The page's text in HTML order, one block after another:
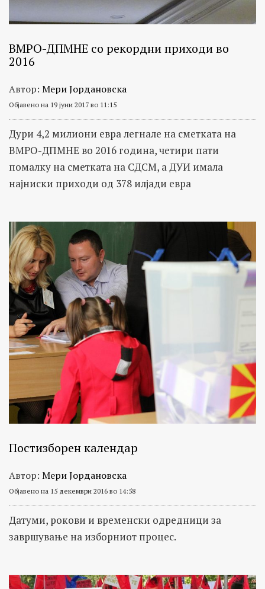
ВМРО-ДПМНЕ со рекордни приходи во
2016
Автор: Мери Јордановска
Објавено на 19 јуни 2017 во 11:15
Дури 4,2 милиони евра легнале на сметката на
ВМРО-ДПМНЕ во 2016 година, четири пати
помалку на сметката на СДСМ, а ДУИ имала
најниски приходи од 378 илјади евра
Постизборен календар
Автор: Мери Јордановска
Објавено на 15 декември 2016 во 14:58
Датуми, рокови и временски одредници за
завршување на изборниот процес.